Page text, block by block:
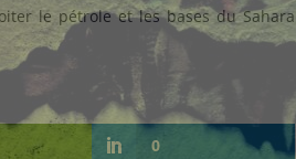
le pétrole et les bases du Sahara
0